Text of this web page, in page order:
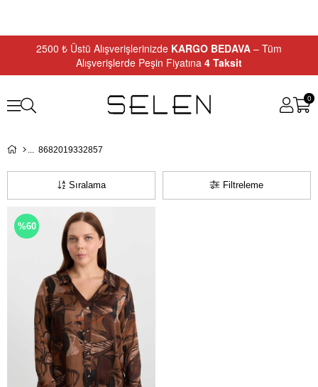
2500 ₺ Üstü Alışverişlerinizde KARGO BEDAVA – Tüm
Alışverişlerde Peşin Fiyatına 4 Taksit
0
8682019332857
Filtreleme
Sıralama
%60